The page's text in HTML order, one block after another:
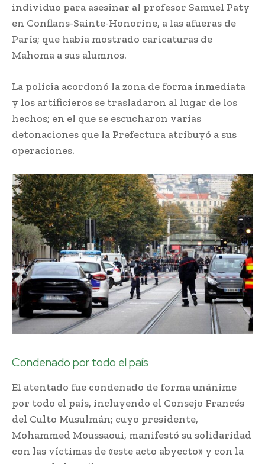
individuo para asesinar al profesor Samuel Paty
en Conflans-Sainte-Honorine, a las afueras de
París; que había mostrado caricaturas de
Mahoma a sus alumnos.
La policía acordonó la zona de forma inmediata
y los artificieros se trasladaron al lugar de los
hechos; en el que se escucharon varias
detonaciones que la Prefectura atribuyó a sus
operaciones.
Condenado por todo el país
El atentado fue condenado de forma unánime
por todo el país, incluyendo el Consejo Francés
del Culto Musulmán; cuyo presidente,
Mohammed Moussaoui, manifestó su solidaridad
con las víctimas de «este acto abyecto» y con la